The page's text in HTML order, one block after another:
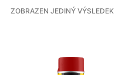
ZOBRAZEN JEDINÝ VÝSLEDEK